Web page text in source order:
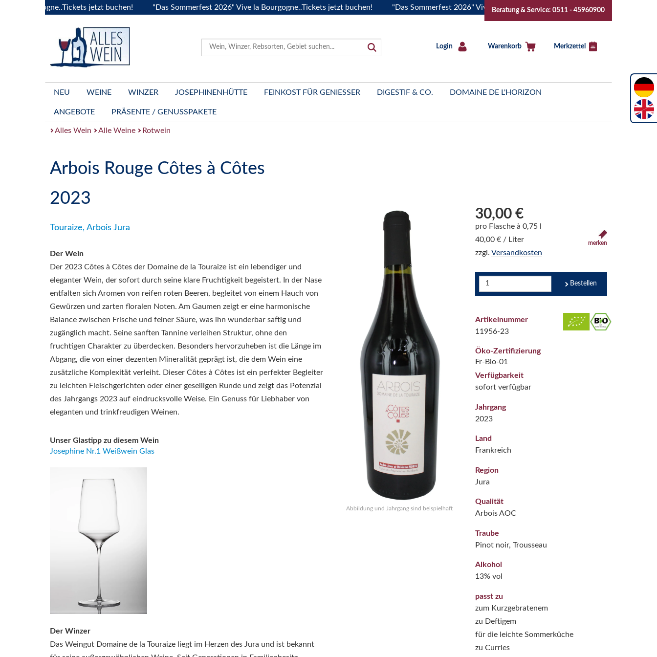
jetzt buchen! "Das Sommerfest 2026" Vive la Bourgogne..Tickets jetzt buchen! "Das Sommerfest 2026" Vive la Bourgogne..Tickets jetzt buchen!
Beratung & Service: 0511 - 45960900
Login Warenkorb Merkzettel
NEU WEINE WINZER JOSEPHINENHÜTTE FEINKOST FÜR GENIESSER DIGESTIF & CO. DOMAINE DE L'HORIZON
ANGEBOTE PRÄSENTE / GENUSSPAKETE
Alles Wein Alle Weine Rotwein
Arbois Rouge Côtes à Côtes
2023
Touraize, Arbois Jura
Der Wein
Der 2023 Côtes à Côtes der Domaine de la Touraize ist ein lebendiger und
eleganter Wein, der sofort durch seine klare Fruchtigkeit begeistert. In der Nase
entfalten sich Aromen von reifen roten Beeren, begleitet von einem Hauch von
Gewürzen und zarten floralen Noten. Am Gaumen zeigt er eine harmonische
Balance zwischen Frische und feiner Säure, was ihn wunderbar saftig und
zugänglich macht. Seine sanften Tannine verleihen Struktur, ohne den
fruchtigen Charakter zu überdecken. Besonders hervorzuheben ist die Länge im
Abgang, die von einer dezenten Mineralität geprägt ist, die dem Wein eine
zusätzliche Komplexität verleiht. Dieser Côtes à Côtes ist ein perfekter Begleiter
zu leichten Fleischgerichten oder einer geselligen Runde und zeigt das Potenzial
des Jahrgangs 2023 auf eindrucksvolle Weise. Ein Genuss für Liebhaber von
eleganten und trinkfreudigen Weinen.
Unser Glastipp zu diesem Wein
Josephine Nr.1 Weißwein Glas
Der Winzer
Das Weingut Domaine de la Touraize liegt im Herzen des Jura und ist bekannt
Abbildung und Jahrgang sind beispielhaft
30,00 €
pro Flasche à 0,75 l
40,00 € / Liter
zzgl. Versandkosten
merken
Bestellen
Artikelnummer
11956-23
Öko-Zertifizierung
Fr-Bio-01
Verfügbarkeit
sofort verfügbar
Jahrgang
2023
Land
Frankreich
Region
Jura
Qualität
Arbois AOC
Traube
Pinot noir, Trousseau
Alkohol
13% vol
passt zu
zum Kurzgebratenem
zu Deftigem
für die leichte Sommerküche
zu Curries